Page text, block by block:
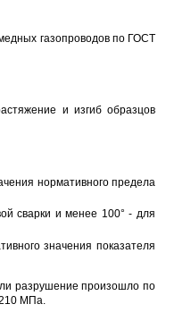
газопроводов по ГОСТ
и изгиб образцов
нормативного предела
сварки и менее 100° - для
значения показателя
разрушение произошло по
МПа.